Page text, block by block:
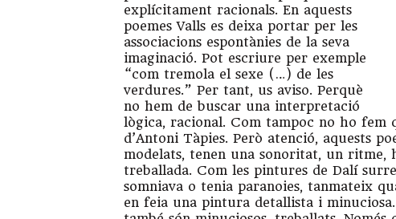
explícitament racionals. En aquests
poemes Valls es deixa portar per les
associacions espontànies de la seva
imaginació. Pot escriure per exemple
“com tremola el sexe (…) de les
verdures.” Per tant, us aviso. Perquè
no hem de buscar una interpretació
lògica, racional. Com tampoc no ho
d’Antoni Tàpies. Però atenció, aquests
modelats, tenen una sonoritat, un
treballada. Com les pintures de Dalí
somniava o tenia paranoies, tanmateix
en feia una pintura detallista i